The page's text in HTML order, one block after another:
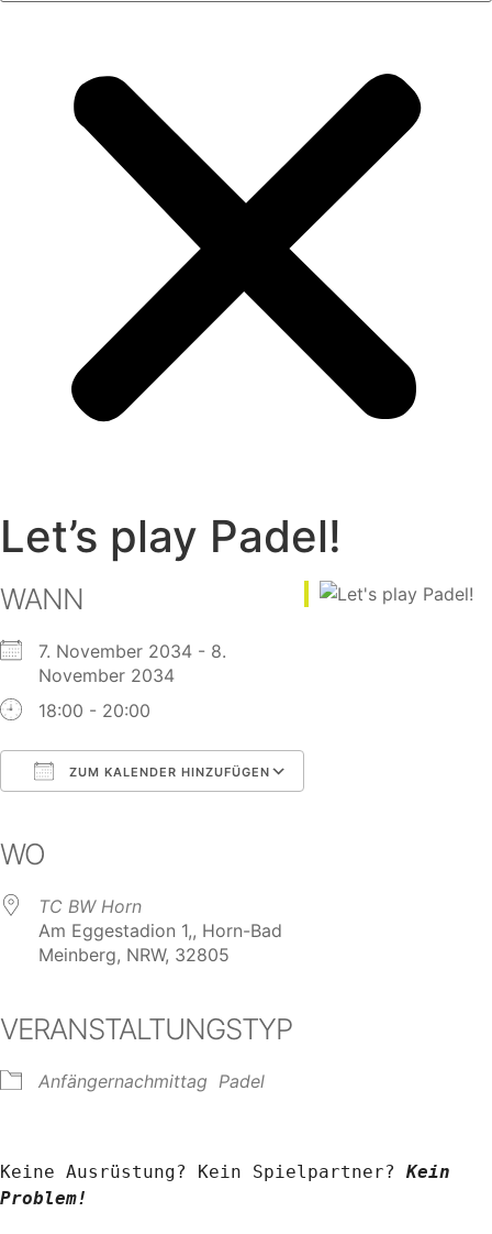
Let’s play Padel!
WANN
7. November 2034 - 8.
November 2034
18:00 - 20:00
ZUM KALENDER HINZUFÜGEN
WO
TC BW Horn
Am Eggestadion 1,, Horn-Bad
Meinberg, NRW, 32805
VERANSTALTUNGSTYP
Anfängernachmittag Padel
Keine Ausrüstung? Kein Spielpartner? Kein
Problem!